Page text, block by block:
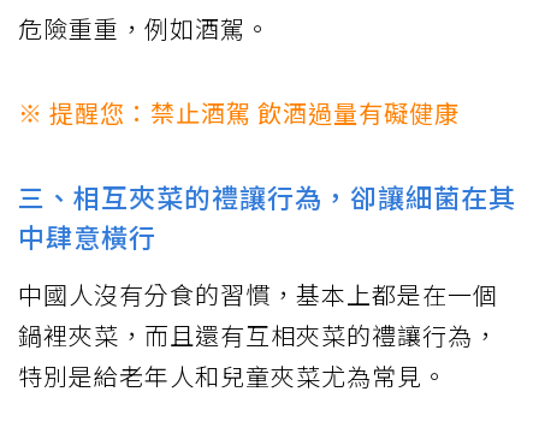
危險重重，例如酒駕。
※ 提醒您：禁止酒駕 飲酒過量有礙健康
三、相互夾菜的禮讓行為，卻讓細菌在其
中肆意橫行
中國人沒有分食的習慣，基本上都是在一個
鍋裡夾菜，而且還有互相夾菜的禮讓行為，
特別是給老年人和兒童夾菜尤為常見。